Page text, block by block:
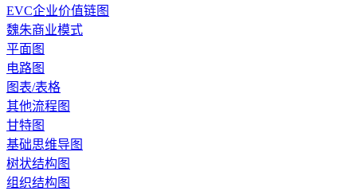
EVC企业价值链图
魏朱商业模式
平面图
电路图
图表/表格
其他流程图
甘特图
基础思维导图
树状结构图
组织结构图